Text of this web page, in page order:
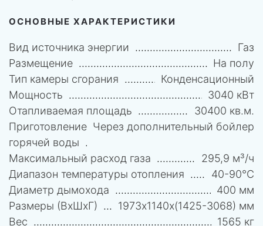
ОСНОВНЫЕ ХАРАКТЕРИСТИКИ
Вид источника энергии
Газ
Размещение
На полу
Тип камеры сгорания
Конденсационный
Мощность
3040 кВт
Отапливаемая площадь
30400 кв.м.
Приготовление
горячей воды
Через дополнительный бойлер
Максимальный расход газа
295,9 м³/ч
Диапазон температуры отопления
40-90°C
Диаметр дымохода
400 мм
Размеры (ВхШхГ)
1973х1140х(1425-3068) мм
Вес
1565 кг